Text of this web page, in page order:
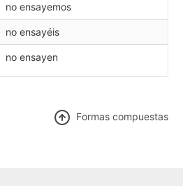
no ensayemos
no ensayéis
no ensayen
Formas compuestas